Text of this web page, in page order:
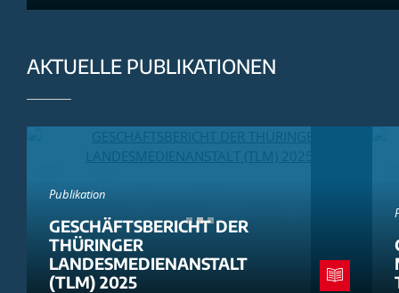
AKTUELLE PUBLIKATIONEN
Publikation
GESCHÄFTSBERICHT DER
THÜRINGER
LANDESMEDIENANSTALT
(TLM) 2025